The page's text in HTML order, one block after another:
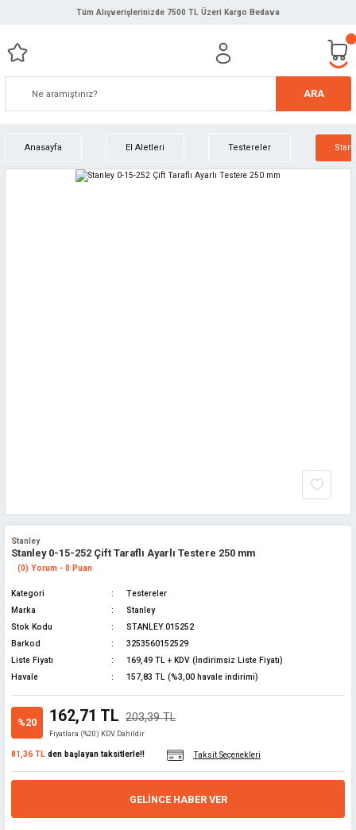
Tüm Alışverişlerinizde 7500 TL Üzeri Kargo Bedava
ARA
Anasayfa El Aletleri Testereler
Stanley
Stanley 0-15-252 Çift Taraflı Ayarlı Testere 250 mm
(0) Yorum - 0 Puan
Kategori
Testereler
Marka
Stanley
Stok Kodu
STANLEY.015252
Barkod
3253560152529
Liste Fiyatı
169,49 TL + KDV (İndirimsiz Liste Fiyatı)
Havale
157,83 TL (%3,00 havale indirimi)
%20 162,71 TL 203,39 TL
Fiyatlara (%20) KDV Dahildir
81,36 TL den başlayan taksitlerle!! Taksit Seçenekleri
GELINCE HABER VER